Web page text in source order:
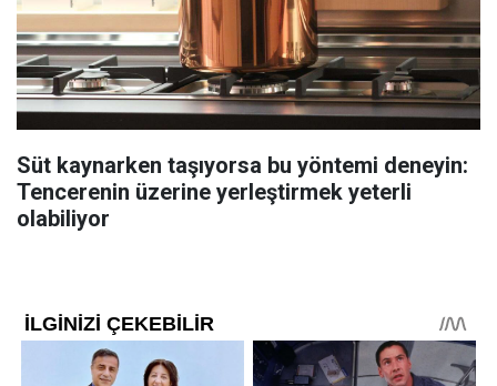
Süt kaynarken taşıyorsa bu yöntemi deneyin:
Tencerenin üzerine yerleştirmek yeterli
olabiliyor